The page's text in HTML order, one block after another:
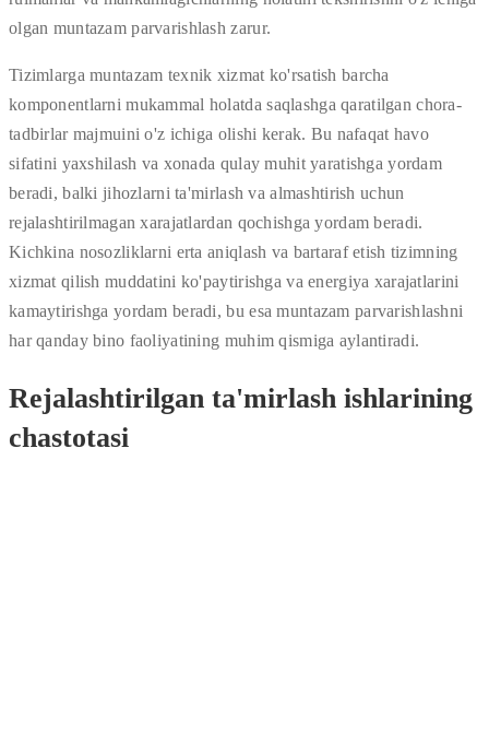
olgan muntazam parvarishlash zarur.
Tizimlarga muntazam texnik xizmat ko'rsatish barcha
komponentlarni mukammal holatda saqlashga qaratilgan chora-
tadbirlar majmuini o'z ichiga olishi kerak. Bu nafaqat havo
sifatini yaxshilash va xonada qulay muhit yaratishga yordam
beradi, balki jihozlarni ta'mirlash va almashtirish uchun
rejalashtirilmagan xarajatlardan qochishga yordam beradi.
Kichkina nosozliklarni erta aniqlash va bartaraf etish tizimning
xizmat qilish muddatini ko'paytirishga va energiya xarajatlarini
kamaytirishga yordam beradi, bu esa muntazam parvarishlashni
har qanday bino faoliyatining muhim qismiga aylantiradi.
Rejalashtirilgan ta'mirlash ishlarining
chastotasi